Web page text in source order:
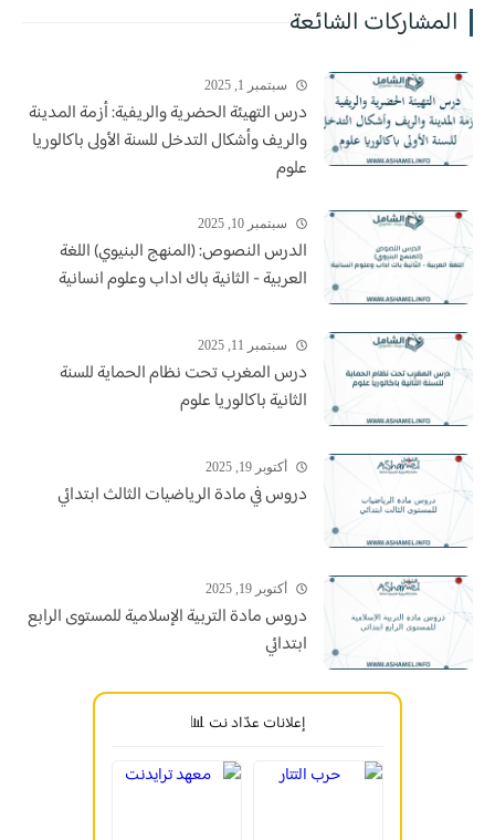
المشاركات الشائعة
سبتمبر 1, 2025
درس التهيئة الحضرية والريفية: أزمة المدينة
والريف وأشكال التدخل للسنة الأولى باكالوريا
علوم
سبتمبر 10, 2025
الدرس النصوص: (المنهج البنيوي) اللغة
العربية - الثانية باك اداب وعلوم انسانية
سبتمبر 11, 2025
درس المغرب تحت نظام الحماية للسنة
الثانية باكالوريا علوم
أكتوبر 19, 2025
دروس في مادة الرياضيات الثالث ابتدائي
أكتوبر 19, 2025
دروس مادة التربية الإسلامية للمستوى الرابع
ابتدائي
إعلانات عدّاد نت 📊